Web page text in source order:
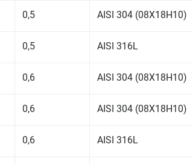
0,5 AISI 304 (08Х18Н10)
0,5 AISI 316L
0,6 AISI 304 (08Х18Н10)
0,6 AISI 304 (08Х18Н10)
0,6 AISI 316L